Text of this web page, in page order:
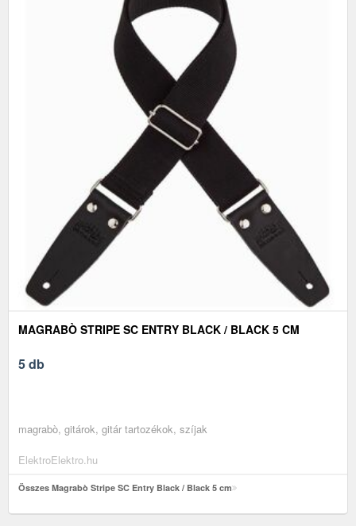
MAGRABÒ STRIPE SC ENTRY BLACK / BLACK 5 CM
5 db
magrabò, gitárok, gitár tartozékok, szíjak
ElektroElektro.hu
Összes Magrabò Stripe SC Entry Black / Black 5 cm